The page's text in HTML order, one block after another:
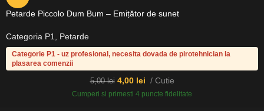
Petarde Piccolo Dum Bum – Emițător de sunet
Categoria P1 Petarde
Categorie P1 - uz profesional, necesita dovada de pirotehnician la
plasarea comenzii
5,00lei 4,00 lei Cutie
Cumperi si primesti 4 puncte fidelitate